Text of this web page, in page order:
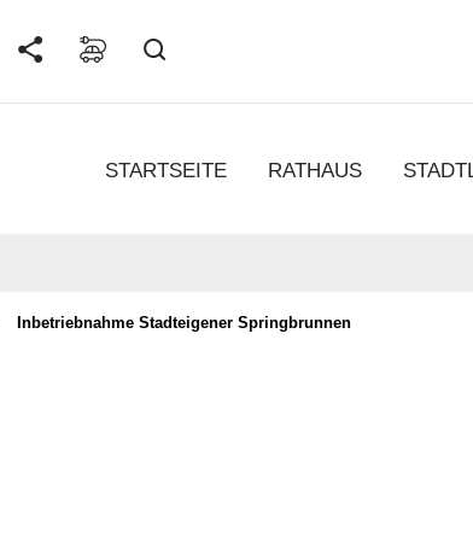
STARTSEITE RATHAUS
Inbetriebnahme Stadteigener Springbrunnen